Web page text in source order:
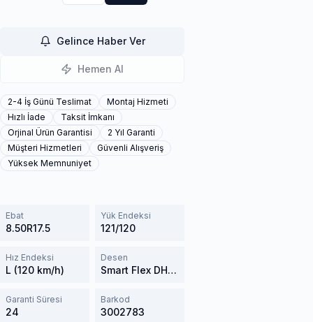
Gelince Haber Ver
Hemen Al
2-4 İş Günü Teslimat
Montaj Hizmeti
Hızlı İade
Taksit İmkanı
Orjinal Ürün Garantisi
2 Yıl Garanti
Müşteri Hizmetleri
Güvenli Alışveriş
Yüksek Memnuniyet
Ebat
8.50R17.5
Yük Endeksi
121/120
Hız Endeksi
L (120 km/h)
Desen
Smart Flex DH35
Garanti Süresi
24
Barkod
3002783